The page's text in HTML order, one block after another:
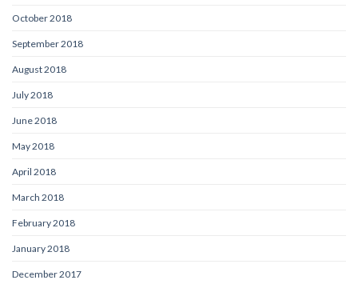
October 2018
September 2018
August 2018
July 2018
June 2018
May 2018
April 2018
March 2018
February 2018
January 2018
December 2017